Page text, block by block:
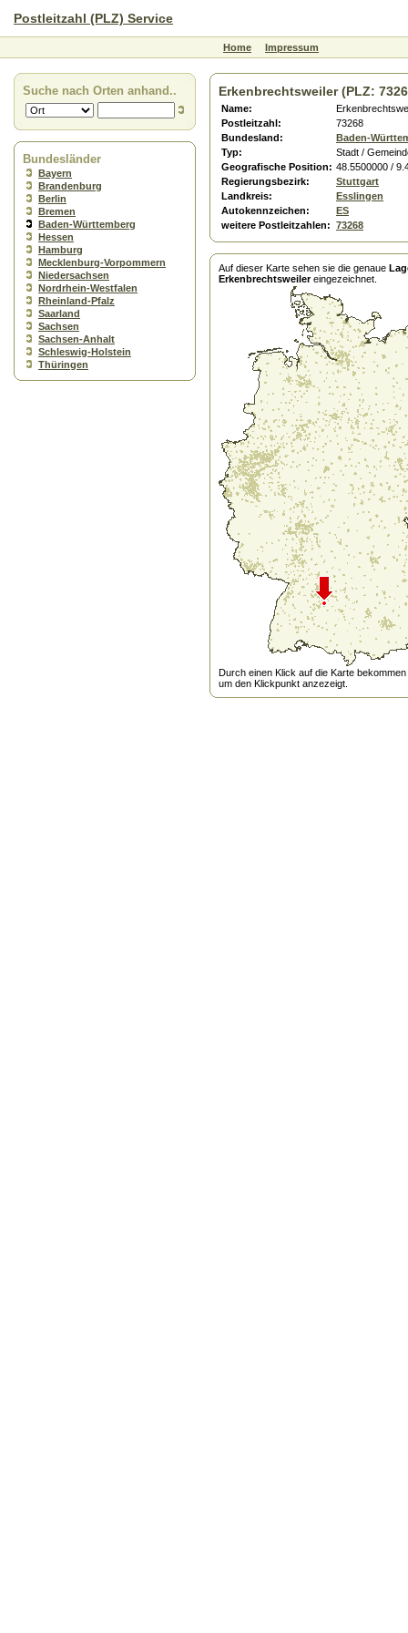
Postleitzahl (PLZ) Service
Home Impressum
Suche nach Orten anhand..
Bundesländer
Bayern
Brandenburg
Berlin
Bremen
Baden-Württemberg
Hessen
Hamburg
Mecklenburg-Vorpommern
Niedersachsen
Nordrhein-Westfalen
Rheinland-Pfalz
Saarland
Sachsen
Sachsen-Anhalt
Schleswig-Holstein
Thüringen
Erkenbrechtsweiler (PLZ:
Name:
Postleitzahl:
73268
Bundesland:
Baden-
Typ:
Stadt /
Geografische Position: 48.5500000 /
Regierungsbezirk:
Stuttgart
Landkreis:
Esslingen
Autokennzeichen:
ES
weitere Postleitzahlen: 73268
Auf dieser Karte sehen sie die genaue
Erkenbrechtsweilereingezeichnet.
Durch einen Klick auf die Karte
um den Klickpunkt anzezeigt.